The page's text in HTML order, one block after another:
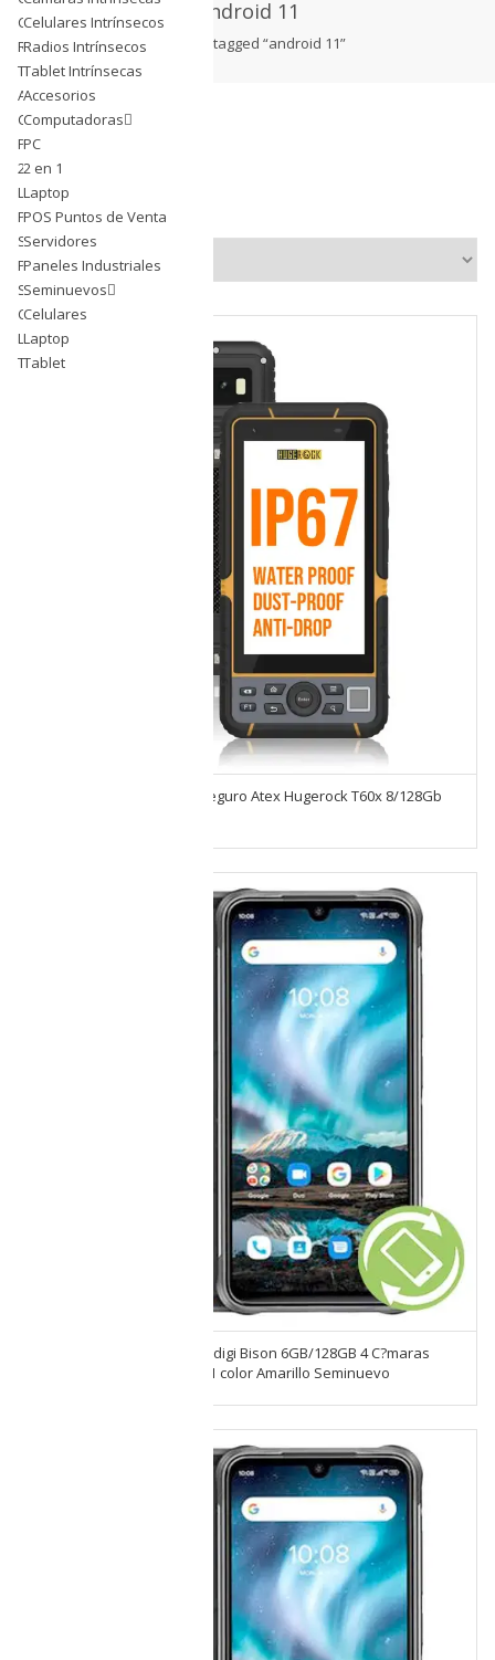
Celulares Intrínsecos
Radios Intrínsecos
Tablet Intrínsecas
Accesorios
Computadoras
PC
2 en 1
Laptop
POS Puntos de Venta
Servidores
Paneles Industriales
Seminuevos
Celulares
Laptop
Tablet
Celulares Intrínsecos
Radios Intrínsecos
Tablet Intrínsecas
Accesorios
Computadoras
PC
2 en 1
Laptop
POS Puntos de Venta
Servidores
Paneles Industriales
Seminuevos
Celulares
Laptop
Tablet
Android 11
products tagged “android 11”
Showing all 5 results
Celular Intrínsecamente Seguro Atex Hugerock T60x 8/128Gb
Smartphone Uso rudo Umidigi Bison 6GB/128GB 4 C?maras
48mpx Dual SIM Android 11 color Amarillo Seminuevo